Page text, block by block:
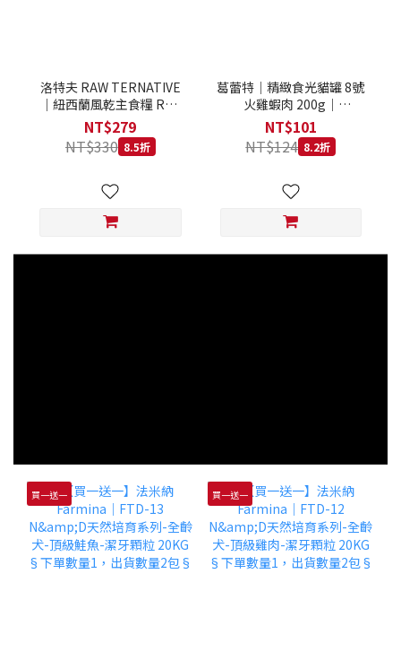
洛特夫 RAW TERNATIVE
｜紐西蘭風乾主食糧 RT3
羊肉 142g｜風乾主食糧 羊
肉 全齡犬 狗飼料
NT$279
NT$330 8.5折
葛蕾特｜精緻食光貓罐 8號
火雞蝦肉 200g｜
GranataPet 200克 主食罐
無穀罐 無膠罐 主食貓罐 德
罐
NT$101
NT$124 8.2折
買一送一 買一送一